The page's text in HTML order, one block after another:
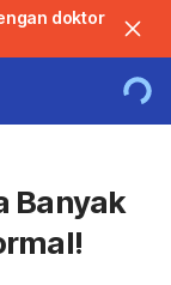
doktor
Banyak